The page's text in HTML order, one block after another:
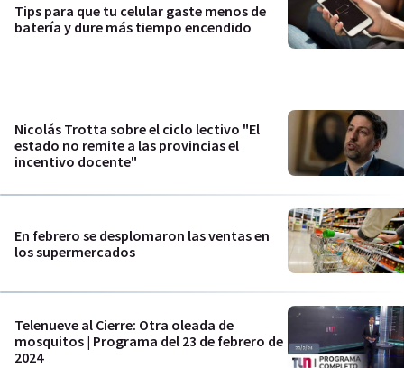
Tips para que tu celular gaste menos de
batería y dure más tiempo encendido
Nicolás Trotta sobre el ciclo lectivo "El
estado no remite a las provincias el
incentivo docente"
En febrero se desplomaron las ventas en
los supermercados
Telenueve al Cierre: Otra oleada de
mosquitos | Programa del 23 de febrero de
2024